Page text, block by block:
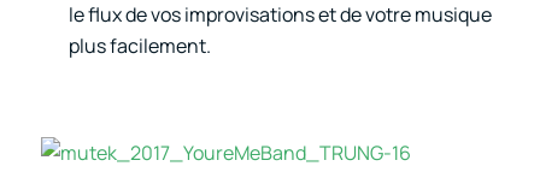
le flux de vos improvisations et de votre musique
plus facilement.